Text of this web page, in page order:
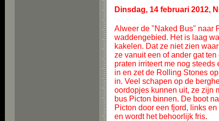
Dinsdag, 14 februari 2012,
Alweer de "Naked Bus" naar
waddengebied. Het is laag
kakelen. Dat ze niet zien
ze vanuit een of ander gat
praten irriteert me nog
in en zet de Rolling Stones
in. Veel schapen op de
oordopjes kunnen uit, ze zijn
bus Picton binnen. De boot
Picton door een fjord, links
en wordt het behoorlijk fris.